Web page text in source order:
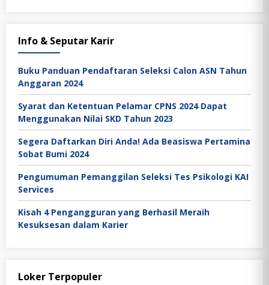
Info & Seputar Karir
Buku Panduan Pendaftaran Seleksi Calon ASN Tahun
Anggaran 2024
Syarat dan Ketentuan Pelamar CPNS 2024 Dapat
Menggunakan Nilai SKD Tahun 2023
Segera Daftarkan Diri Anda! Ada Beasiswa Pertamina
Sobat Bumi 2024
Pengumuman Pemanggilan Seleksi Tes Psikologi KAI
Services
Kisah 4 Pengangguran yang Berhasil Meraih
Kesuksesan dalam Karier
Loker Terpopuler